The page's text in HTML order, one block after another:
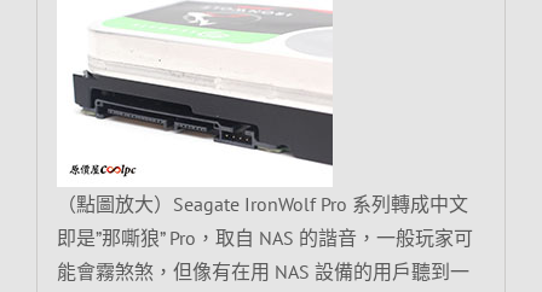
（點圖放大）Seagate IronWolf Pro 系列轉成中文
即是”那嘶狼” Pro，取自 NAS 的諧音，一般玩家可
能會霧煞煞，但像有在用 NAS 設備的用戶聽到一